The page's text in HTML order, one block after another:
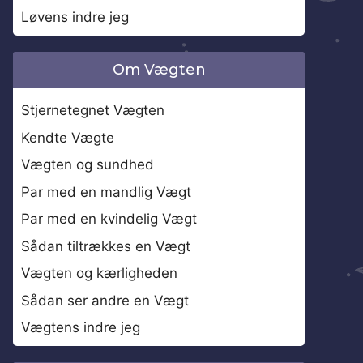
Løvens indre jeg
Om Vægten
Stjernetegnet Vægten
Kendte Vægte
Vægten og sundhed
Par med en mandlig Vægt
Par med en kvindelig Vægt
Sådan tiltrækkes en Vægt
Vægten og kærligheden
Sådan ser andre en Vægt
Vægtens indre jeg